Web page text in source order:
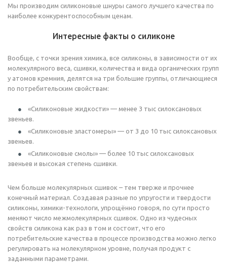
Мы производим силиконовые шнуры самого лучшего качества по
наиболее конкурентоспособным ценам.
Интересные факты о силиконе
Вообще, с точки зрения химика, все силиконы, в зависимости от их
молекулярного веса, сшивки, количества и вида органических групп
у атомов кремния, делятся на три большие группы, отличающиеся
по потребительским свойствам:
«Силиконовые жидкости» — менее 3 тыс силоксановых
звеньев.
«Силиконовые эластомеры» — от 3 до 10 тыс силоксановых
звеньев.
«Силиконовые смолы» — более 10 тыс силоксановых
звеньев и высокая степень сшивки.
Чем больше молекулярных сшивок – тем тверже и прочнее
конечный материал. Создавая разные по упругости и твердости
силиконы, химики-технологи, упрощённо говоря, по сути просто
меняют число межмолекулярных сшивок. Одно из чудесных
свойств силикона как раз в том и состоит, что его
потребительские качества в процессе производства можно легко
регулировать на молекулярном уровне, получая продукт с
заданными параметрами.